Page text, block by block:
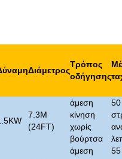
Διάμετρος
Τρόπος
οδήγησης
7.3M
(24FT)
άμεση
κίνηση
χωρίς
βούρτσα
50
άμεση
55